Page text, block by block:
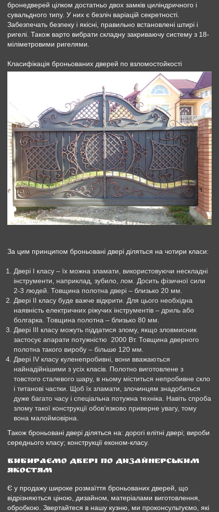
бронедверей цілком достатньо двох замків циліндричного і
сувальдного типу. У них є безліч варіацій секретності.
Забезпечать безпеку і якісні, правильно встановлені штирі і
ригелі. Також варто вибрати складну закриваючу систему з 18-
міліметровими ригелями.
Класифікація броньованих дверей по взломостойкості
За цим принципом броньовані двері діляться на чотири класи:
Двері I класу – їх можна зламати, використовуючи нескладні
інструменти, наприклад, зубило, лом. Досить фізичної сили
2-3 людей. Товщина полотна двері – близько 20 мм.
Двері II класу буде важче відкрити. Для цього необхідна
наявність електричних ріжучих інструментів – дриль або
болгарка. Товщина полотна – близько 80 мм.
Двері III класу можуть піддатися злому, якщо зловмисник
застосує апарати потужністю 2000 Вт. Товщина дверного
полотна такого виробу – більше 120 мм.
Двері IV класу куленепробивні, вони вважаються
найнадійнішими з усіх класів. Полотно виготовлене з
товстого сталевого шару, в ньому міститься непробивне скло
і титанові частки. Щоб їх зламати, злочинцям знадобиться
дуже багато часу і спеціальна потужна техніка. Навіть спроба
злому такої конструкції обов’язково приверне увагу, тому
вона малоймовірна.
Також броньовані двері діляться на: дорогі елітні двері; вироби
середнього класу; конструкції економ-класу.
Вибираємо двері по дизайнерським
якостям
Є у продажу широке розмаїття броньованих дверей, що
відрізняються ціною, дизайном, матеріалами виготовлення,
обробкою. Звертайтеся в нашу кузню, ми проконсультуємо, які